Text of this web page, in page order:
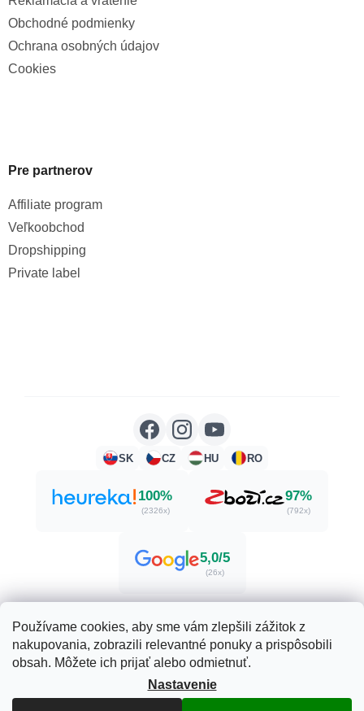
Používame cookies, aby sme vám zlepšili zážitok z
nakupovania, zobrazili relevantné ponuky a prispôsobili
obsah. Môžete ich prijať alebo odmietnuť.
Nastavenie
Obchodné podmienky
Ochrana osobných údajov
Cookies
Pre partnerov
Affiliate program
Veľkoobchod
Dropshipping
Private label
SK CZ HU RO
100%
(2326x)
97%
(792x)
5,0/5
(26x)
Vytvoril Shoptet
Copyright 2026Herbatica.sk. Všetky práva vyhradené.